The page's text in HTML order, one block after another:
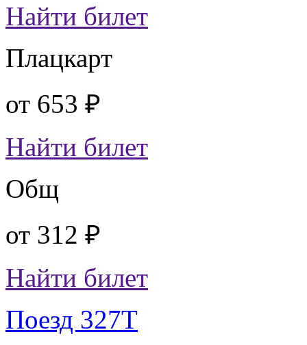
Найти билет
Плацкарт
от 653 ₽
Найти билет
Общ
от 312 ₽
Найти билет
Поезд 327Т